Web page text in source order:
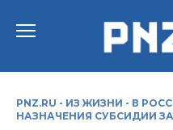
PNZ.RU - ИЗ ЖИЗНИ - В
НАЗНАЧЕНИЯ СУБСИДИИ